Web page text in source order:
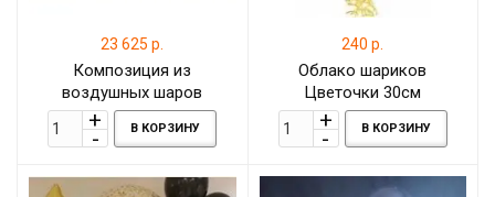
23 625 р.
Композиция из
воздушных шаров
Золотые фольгированные
цифры со звёздами на
В КОРЗИНУ
240 р.
Облако шариков
Цветочки 30см
В КОРЗИНУ